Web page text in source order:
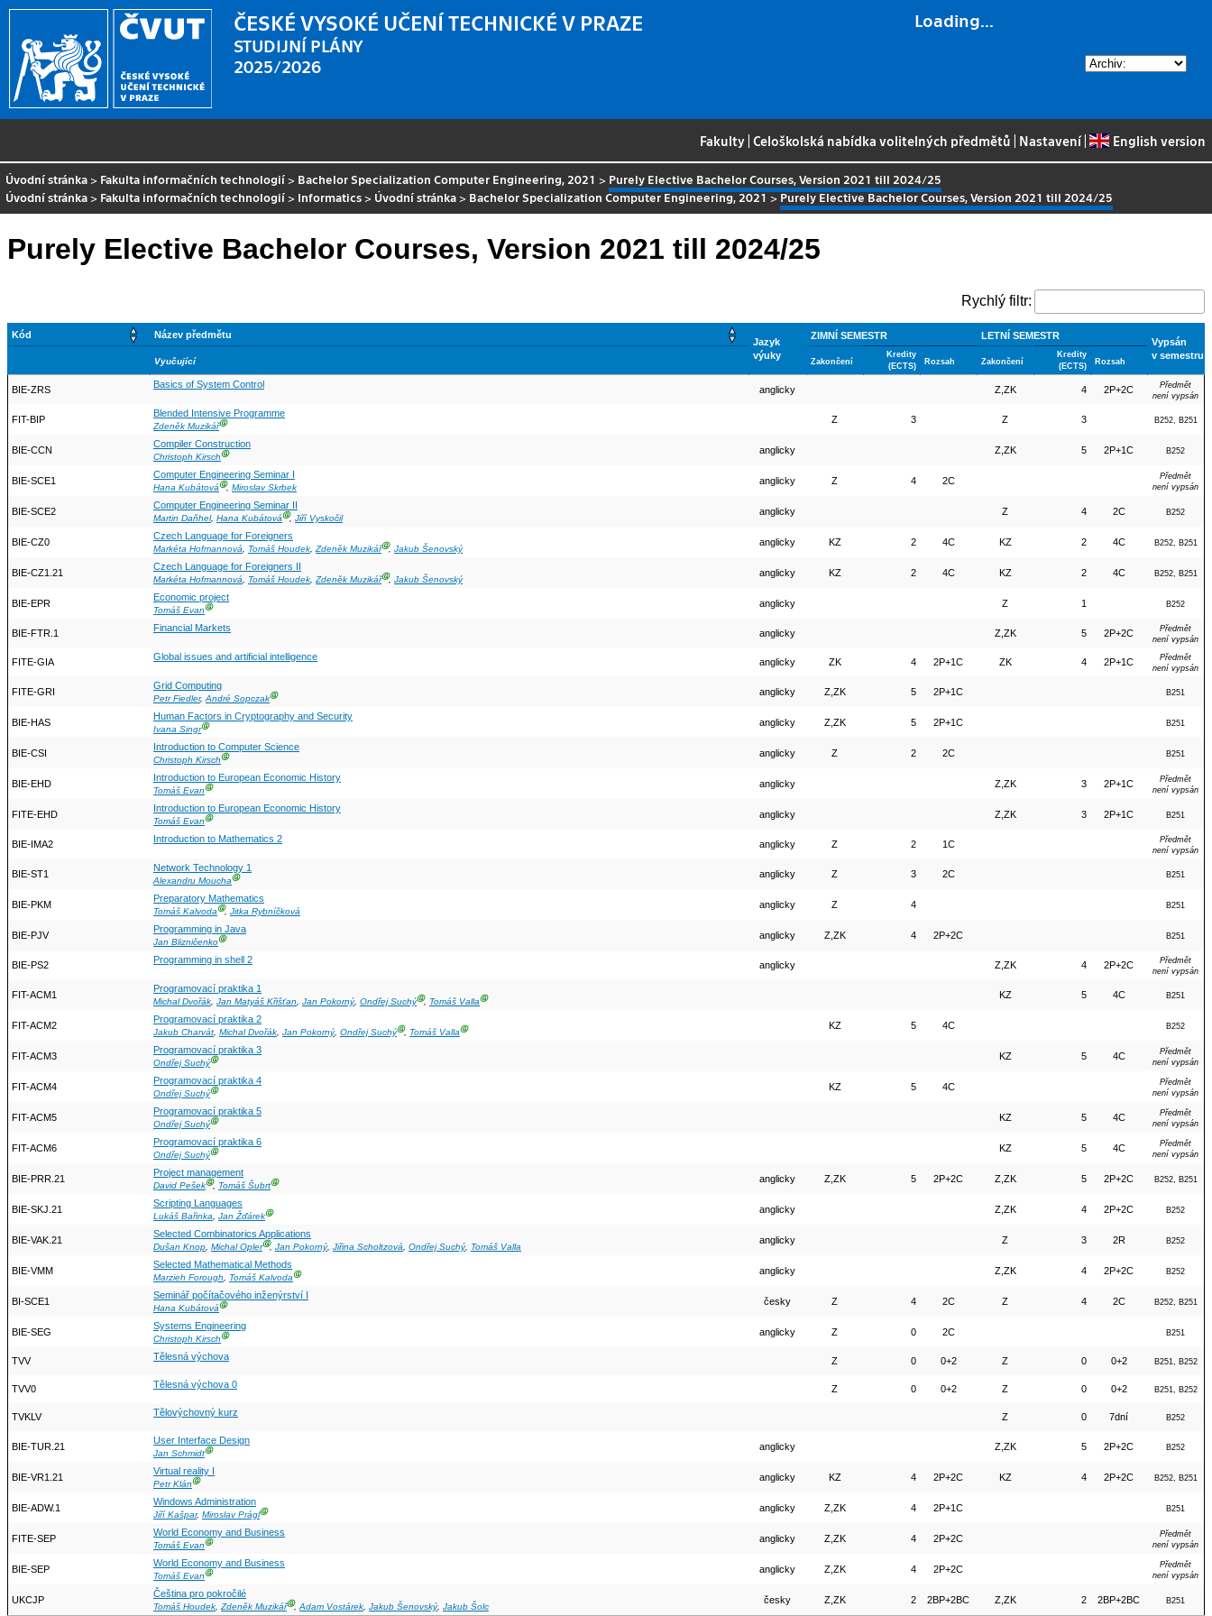
Loading...
ČESKÉ VYSOKÉ UČENÍ TECHNICKÉ V PRAZE
STUDIJNÍ PLÁNY
2025/2026
Fakulty |Celoškolská nabídka volitelných předmětů Nastavení| English version
Úvodní stránka > Fakulta informačních technologií > Bachelor Specialization Computer Engineering, 2021 > Purely Elective Bachelor Courses, Version 2021 till 2024/25
Úvodní stránka > Fakulta informačních technologií > Informatics > Úvodní stránka > Bachelor Specialization Computer Engineering, 2021>Purely Elective Bachelor Courses, Version 2021 till 2024/25
Purely Elective Bachelor Courses, Version 2021 till 2024/25
Rychlý filtr:
Kód Název předmětu
Jazyk
výuky
ZIMNÍ SEMESTR LETNÍ SEMESTR
Vypsán
v semestru
Vyučující Zakončení
Kredity
(ECTS)
Rozsah Zakončení
Kredity
(ECTS)
Rozsah
BIE-ZRS Basics of System Control anglicky Z,ZK 4 2P+2C
Předmět
není vypsán
FIT-BIP
Blended Intensive Programme
Zdeněk MuzikářⒼ Z 3 Z 3 B252, B251
BIE-CCN
Compiler Construction
Christoph KirschⒼ anglicky Z,ZK 5 2P+1C B252
BIE-SCE1
Computer Engineering Seminar I
Hana KubátováⒼ, Miroslav Skrbek
anglicky Z 4 2C
Předmět
není vypsán
BIE-SCE2
Computer Engineering Seminar II
Martin Daňhel, Hana KubátováⒼ, Jiří Vyskočil
anglicky Z 4 2C B252
BIE-CZ0
Czech Language for Foreigners
Markéta Hofmannová, Tomáš Houdek,Zdeněk MuzikářⒼ, Jakub Šenovský
anglicky KZ 2 4C KZ 2 4C B252, B251
BIE-CZ1.21
Czech Language for Foreigners II
Markéta Hofmannová, Tomáš Houdek,Zdeněk MuzikářⒼ, Jakub Šenovský
anglicky KZ 2 4C KZ 2 4C B252, B251
BIE-EPR
Economic project
Tomáš EvanⒼ anglicky Z 1 B252
BIE-FTR.1 Financial Markets anglicky Z,ZK 5 2P+2C
Předmět
není vypsán
FITE-GIA Global issues and artificial intelligence anglicky ZK 4 2P+1C ZK 4 2P+1C
Předmět
není vypsán
FITE-GRI
Grid Computing
Petr Fiedler,André SopczakⒼ anglicky Z,ZK 5 2P+1C B251
BIE-HAS
Human Factors in Cryptography and Security
Ivana SingrⒼ anglicky Z,ZK 5 2P+1C B251
BIE-CSI
Introduction to Computer Science
Christoph KirschⒼ anglicky Z 2 2C B251
BIE-EHD
Introduction to European Economic History
Tomáš EvanⒼ anglicky Z,ZK 3 2P+1C
Předmět
není vypsán
FITE-EHD
Introduction to European Economic History
Tomáš EvanⒼ anglicky Z,ZK 3 2P+1C B251
BIE-IMA2 Introduction to Mathematics 2 anglicky Z 2 1C
Předmět
není vypsán
BIE-ST1
Network Technology 1
Alexandru MouchaⒼ anglicky Z 3 2C B251
BIE-PKM
Preparatory Mathematics
Tomáš KalvodaⒼ, Jitka Rybníčková
anglicky Z 4 B251
BIE-PJV
Programming in Java
Jan BlizničenkoⒼ anglicky Z,ZK 4 2P+2C B251
BIE-PS2 Programming in shell 2 anglicky Z,ZK 4 2P+2C
Předmět
není vypsán
FIT-ACM1
Programovací praktika 1
Michal Dvořák, Jan Matyáš Křišťan, Jan Pokorný, Ondřej SuchýⒼ, Tomáš VallaⒼ KZ 5 4C B251
FIT-ACM2
Programovací praktika 2
Jakub Charvát, Michal Dvořák, Jan Pokorný, Ondřej SuchýⒼ, Tomáš VallaⒼ KZ 5 4C B252
FIT-ACM3
Programovací praktika 3
Ondřej SuchýⒼ KZ 5 4C
Předmět
není vypsán
FIT-ACM4
Programovací praktika 4
Ondřej SuchýⒼ KZ 5 4C
Předmět
není vypsán
FIT-ACM5
Programovací praktika 5
Ondřej SuchýⒼ KZ 5 4C
Předmět
není vypsán
FIT-ACM6
Programovací praktika 6
Ondřej SuchýⒼ KZ 5 4C
Předmět
není vypsán
BIE-PRR.21
Project management
David PešekⒼ, Tomáš ŠubrtⒼ anglicky Z,ZK 5 2P+2C Z,ZK 5 2P+2C B252, B251
BIE-SKJ.21
Scripting Languages
Lukáš Bařinka, Jan ŽďárekⒼ anglicky Z,ZK 4 2P+2C B252
BIE-VAK.21
Selected Combinatorics Applications
Dušan Knop, Michal OplerⒼ, Jan Pokorný, Jiřina Scholtzová, Ondřej Suchý, Tomáš Valla
anglicky Z 3 2R B252
BIE-VMM
Selected Mathematical Methods
Marzieh Forough, Tomáš KalvodaⒼ anglicky Z,ZK 4 2P+2C B252
BI-SCE1
Seminář počítačového inženýrství I
Hana KubátováⒼ česky Z 4 2C Z 4 2C B252, B251
BIE-SEG
Systems Engineering
Christoph KirschⒼ anglicky Z 0 2C B251
TVV Tělesná výchova Z 0 0+2 Z 0 0+2 B251, B252
TVV0 Tělesná výchova 0 Z 0 0+2 Z 0 0+2 B251, B252
TVKLV Tělovýchovný kurz Z 0 7dní B252
BIE-TUR.21
User Interface Design
Jan SchmidtⒼ anglicky Z,ZK 5 2P+2C B252
BIE-VR1.21
Virtual reality I
Petr KlánⒼ anglicky KZ 4 2P+2C KZ 4 2P+2C B252, B251
BIE-ADW.1
Windows Administration
Jiří Kašpar, Miroslav PráglⒼ anglicky Z,ZK 4 2P+1C B251
FITE-SEP
World Economy and Business
Tomáš EvanⒼ anglicky Z,ZK 4 2P+2C
Předmět
není vypsán
BIE-SEP
World Economy and Business
Tomáš EvanⒼ anglicky Z,ZK 4 2P+2C
Předmět
není vypsán
UKCJP
Čeština pro pokročilé
Tomáš Houdek,Zdeněk MuzikářⒼ,Adam Vostárek, Jakub Šenovský, Jakub Šolc
česky Z,ZK 2 2BP+2BC Z,ZK 2 2BP+2BC B251